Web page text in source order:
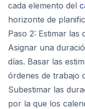
cada elemento del
horizonte de
Paso 2: Estimar las
Asignar una
días. Basar las
órdenes de trabajo
Subestimar las
por la que los